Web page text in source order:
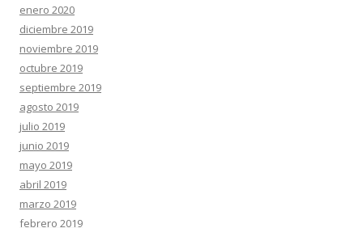
enero 2020
diciembre 2019
noviembre 2019
octubre 2019
septiembre 2019
agosto 2019
julio 2019
junio 2019
mayo 2019
abril 2019
marzo 2019
febrero 2019